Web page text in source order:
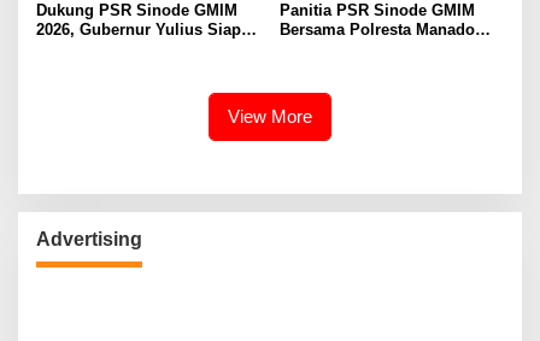
Dukung PSR Sinode GMIM
2026, Gubernur Yulius Siap
Panitia PSR Sinode GMIM
Bersama Polresta Manado
View More
Advertising